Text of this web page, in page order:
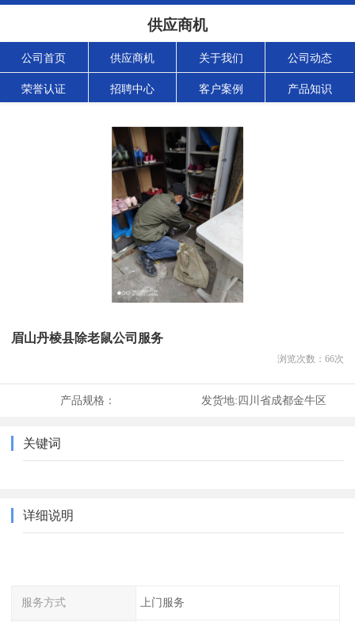
供应商机
公司首页 供应商机 关于我们 公司动态
荣誉认证 招聘中心 客户案例 产品知识
眉山丹棱县除老鼠公司服务
浏览次数： 66次
产品规格： 发货地:四川省成都金牛区
关键词
详细说明
服务方式 上门服务